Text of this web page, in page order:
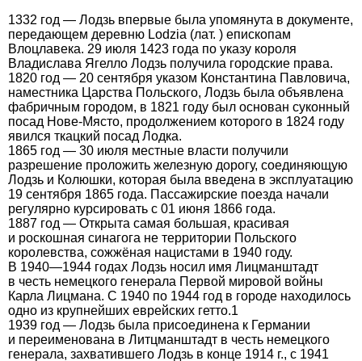
1332 год — Лодзь впервые была упомянута в документе,
передающем деревню Lodzia (лат. ) епископам
Влоцлавека. 29 июля 1423 года по указу короля
Владислава Ягелло Лодзь получила городские права.
1820 год — 20 сентября указом Константина Павловича,
наместника Царства Польского, Лодзь была объявлена
фабричным городом, в 1821 году был основан суконный
посад Нове-Място, продолжением которого в 1824 году
явился ткацкий посад Лодка.
1865 год — 30 июля местные власти получили
разрешение проложить железную дорогу, соединяющую
Лодзь и Колюшки, которая была введена в эксплуатацию
19 сентября 1865 года. Пассажирские поезда начали
регулярно курсировать с 01 июня 1866 года.
1887 год — Открыта самая большая, красивая
и роскошная синагога не территории Польского
королевства, сожжёная нацистами в 1940 году.
В 1940—1944 годах Лодзь носил имя Лицманштадт
в честь немецкого генерала Первой мировой войны
Карла Лицмана. С 1940 по 1944 год в городе находилось
одно из крупнейших еврейских гетто.1
1939 год — Лодзь была присоединена к Германии
и переименована в Литцманштадт в честь немецкого
генерала, захватившего Лодзь в конце 1914 г., с 1941